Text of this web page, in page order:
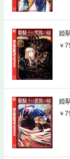
姫
姫